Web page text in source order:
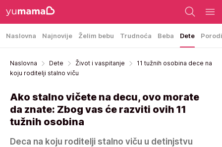
Naslovna Najnovije Želim bebu Trudnoća Beba Dete
Naslovna Dete Život i vaspitanje
11 tužnih osobina dece na
koju roditelji stalno viču
Ako stalno vičete na decu, ovo morate
da znate: Zbog vas će razviti ovih 11
tužnih osobina
Deca na koju roditelji stalno viču u detinjstvu